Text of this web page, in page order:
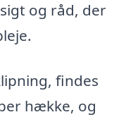
og råd, der
findes
hække, og